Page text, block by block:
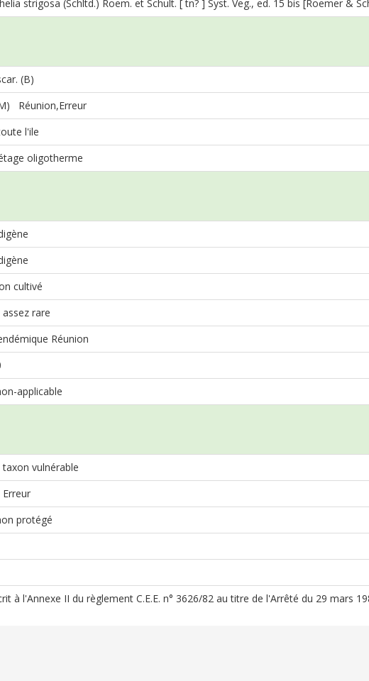
strigosa (Schltd.) Roem. et Schult. [ tn? ] Syst. Veg., ed. 15 bis [Roemer &
(B)
Réunion,Erreur
l'ile
oligotherme
cultivé
rare
Réunion
applicable
vulnérable
protégé
à l'Annexe II du règlement C.E.E. n° 3626/82 au titre de l'Arrêté du 29 mars